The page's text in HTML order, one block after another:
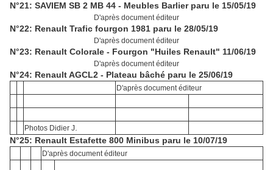
N°21: SAVIEM SB 2 MB 44 - Meubles Barlier paru le 15/05/19
D'après document éditeur
N°22: Renault Trafic fourgon 1981 paru le 28/05/19
D'après document éditeur
N°23: Renault Colorale - Fourgon "Huiles Renault" 11/06/19
D'après document éditeur
N°24: Renault AGCL2 - Plateau bâché paru le 25/06/19
D'après document éditeur
Photos Didier J
N°25: Renault Estafette 800 Minibus paru le 10/07/19
D'après document éditeur